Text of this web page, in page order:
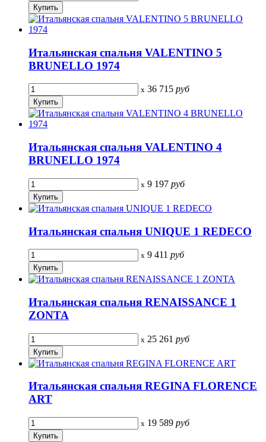
Итальянская спальня VALENTINO 5
BRUNELLO 1974
x 36 715 руб
Итальянская спальня VALENTINO 4
BRUNELLO 1974
x 9 197 руб
Итальянская спальня UNIQUE 1 REDECO
x 9 411 руб
Итальянская спальня RENAISSANCE 1
ZONTA
x 25 261 руб
Итальянская спальня REGINA FLORENCE
ART
x 19 589 руб